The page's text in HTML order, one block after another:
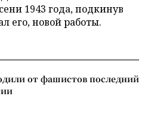
1943 года, подкинув
его, новой работы.
от фашистов последний